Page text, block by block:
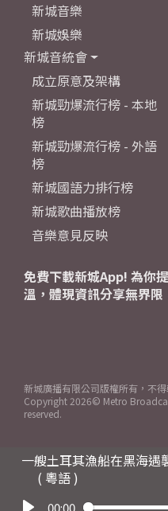
一艘土耳其漁船在黑海遇
( 粵語 )
00:00
新城音樂
新城娛樂
新城音統會
成立原意及架構
新城勁爆流行榜 - 本地
榜
新城勁爆流行榜 - 外語
榜
新城國語力排行榜
新城歌曲播放榜
音樂意見反映
免費下載新城App! 為你
溫，體現資訊分享無界限
新城廣播有限公司版權所有，不得
Copyright 2026© Metro
reserved.